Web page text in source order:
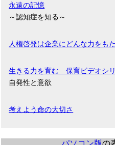
永遠の記憶
～認知症を知る～
人権啓発は企業にどんな力をも
生きる力を育む 保育ビデオシ
自発性と意欲
考えよう命の大切さ
パソコン版の